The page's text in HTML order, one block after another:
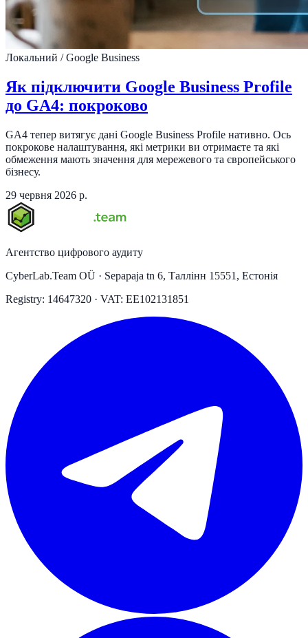
Локальний / Google Business
Як підключити Google Business Profile
до GA4: покроково
GA4 тепер витягує дані Google Business Profile нативно. Ось
покрокове налаштування, які метрики ви отримаєте та які
обмеження мають значення для мережевого та європейського
бізнесу.
29 червня 2026 р.
Агентство цифрового аудиту
CyberLab.Team OÜ · Sepapaja tn 6, Таллінн 15551, Естонія
Registry: 14647320 · VAT: EE102131851